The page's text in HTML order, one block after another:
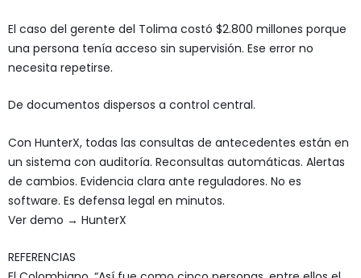
El caso del gerente del Tolima costó $2.800 millones porque
una persona tenía acceso sin supervisión. Ese error no
necesita repetirse.
De documentos dispersos a control central.
Con HunterX, todas las consultas de antecedentes están en
un sistema con auditoría. Reconsultas automáticas. Alertas
de cambios. Evidencia clara ante reguladores. No es
software. Es defensa legal en minutos.
Ver demo → HunterX
REFERENCIAS